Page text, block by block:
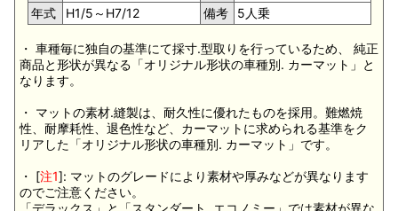
年式 H1/5～H7/12 備考 5人乗
・ 車種毎に独自の基準にて採寸.型取りを行っているため、 純正
商品と形状が異なる「オリジナル形状の車種別. カーマット」と
なります。
・ マットの素材.縫製は、耐久性に優れたものを採用。難燃焼
性、耐摩耗性、退色性など、カーマットに求められる基準をク
リアした「オリジナル形状の車種別. カーマット」です。
・ [注1]: マットのグレードにより素材や厚みなどが異なります
のでご注意ください。